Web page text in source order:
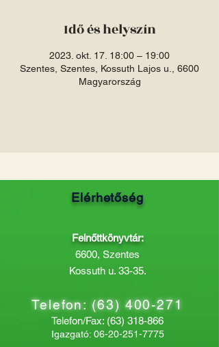
Idő és helyszín
2023. okt. 17. 18:00 – 19:00
Szentes, Szentes, Kossuth Lajos u., 6600
Magyarország
Elérhetőség
Felnőttkönyvtár:
6600, Szentes
Kossuth u. 33-35.
Telefon:(63) 400-271
Telefon/Fax: (63) 318-866
Igazgató: 06-20-251-7775